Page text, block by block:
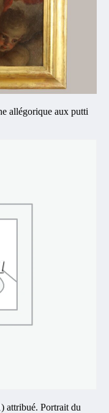
allégorique aux putti
attribué. Portrait du